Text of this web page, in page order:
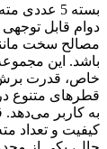
بسته 5
دوام قابل
مصالح سخت
باشد. این
خاص، قدرت برش
قطرهای متنوع
کیفیت و تعداد